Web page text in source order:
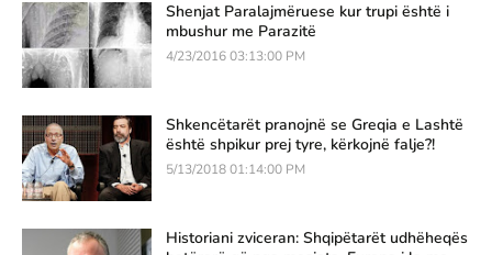
Shenjat Paralajmëruese kur trupi është i
mbushur me Parazitë
4/23/2016 03:13:00 PM
Shkencëtarët pranojnë se Greqia e Lashtë
është shpikur prej tyre, kërkojnë falje?!
5/13/2018 01:14:00 PM
Historiani zviceran: Shqipëtarët udhëheqës